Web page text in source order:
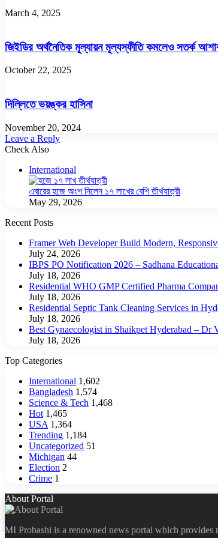
March 4, 2025
জিইডির অর্থনৈতিক মূল্যায়ন মূল্যস্ফীতি কমলেও সতর্ক
October 22, 2025
দিল্লিতে ভয়ঙ্কর হাসিনা
November 20, 2024
Leave a Reply
Check Also
International
এবারের হজে অংশ নিলেন ১৭ লাখের বেশি তীর্থযাত্রী
May 29, 2026
Recent Posts
Framer Web Developer Build Modern,
July 24, 2026
IBPS PO Notification 2026 – Sadhana
July 18, 2026
Residential WHO GMP Certified Pharma
July 18, 2026
Residential Septic Tank Cleaning Services in
July 18, 2026
Best Gynaecologist in Shaikpet Hyderabad – Dr
July 18, 2026
Top Categories
International 1,602
Bangladesh 1,574
Science & Tech 1,468
Hot 1,465
USA 1,364
Trending 1,184
Uncategorized 51
Michigan 44
Election 2
Crime 1
About Portal
MI Probashi is a renowned news portal which provides